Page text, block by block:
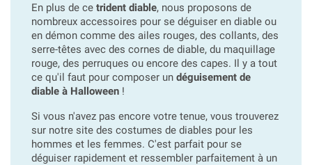
En plus de ce trident diable, nous proposons de
nombreux accessoires pour se déguiser en diable ou
en démon comme des ailes rouges, des collants, des
serre-têtes avec des cornes de diable, du maquillage
rouge, des perruques ou encore des capes. Il y a tout
ce qu'il faut pour composer un déguisement de
diable à Halloween !
Si vous n'avez pas encore votre tenue, vous trouverez
sur notre site des costumes de diables pour les
hommes et les femmes. C'est parfait pour se
déguiser rapidement et ressembler parfaitement à un